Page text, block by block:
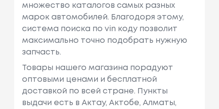
множество каталогов самых разных
марок автомобилей. Благодоря этому,
система поиска по vin коду позволит
максимально точно подобрать нужную
запчасть.
Товары нашего магазина порадуют
оптовыми ценами и бесплатной
доставкой по всей стране. Пункты
выдачи есть в Актау, Актобе, Алматы,